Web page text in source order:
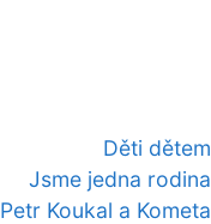
Děti dětem
Jsme jedna rodina
Petr Koukal a Kometa